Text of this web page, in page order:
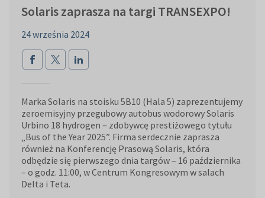
Solaris zaprasza na targi TRANSEXPO!
24 września 2024
Marka Solaris na stoisku 5B10 (Hala 5) zaprezentujemy
zeroemisyjny przegubowy autobus wodorowy Solaris
Urbino 18 hydrogen – zdobywcę prestiżowego tytułu
„Bus of the Year 2025”. Firma serdecznie zaprasza
również na Konferencję Prasową Solaris, która
odbędzie się pierwszego dnia targów – 16 października
– o godz. 11:00, w Centrum Kongresowym w salach
Delta i Teta.